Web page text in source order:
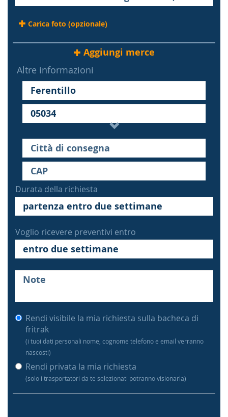
Carica foto (opzionale)
Aggiungi merce
Altre informazioni
Durata della richiesta
Voglio ricevere preventivi entro
Rendi visibile la mia richiesta sulla bacheca di
fritrak
(i tuoi dati personali nome, cognome telefono e email verranno
nascosti)
Rendi privata la mia richiesta
(solo i trasportatori da te selezionati potranno visionarla)